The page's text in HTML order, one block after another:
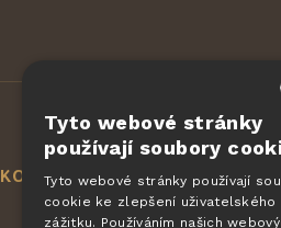
KONTAKT
DE
Tyto webové stránky
používají soubory
Tyto webové stránky používají
cookie ke zlepšení uživatelského
zážitku. Používáním našich